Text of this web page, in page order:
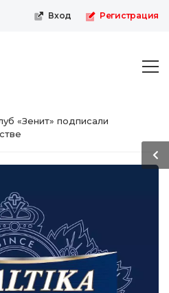
Вход Регистрация
«Зенит» подписали